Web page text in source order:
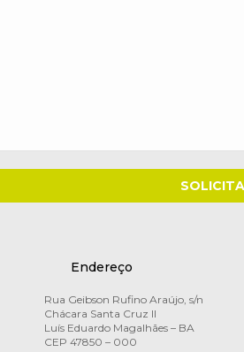
Endereço
Rua Geibson Rufino Araújo, s/n
Chácara Santa Cruz II
Luís Eduardo Magalhães – BA
CEP 47850 – 000